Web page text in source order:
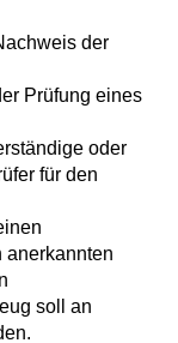
der
Prüfung eines
oder
für den
anerkannten
soll an